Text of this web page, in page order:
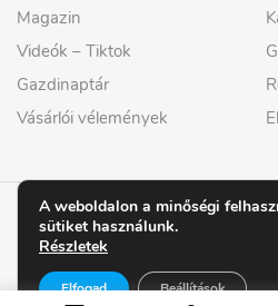
Magazin
Videók – Tiktok
Gazdinaptár
Vásárlói vélemények
A weboldalon a minőségi
sütiket használunk.
Részletek
Elfogad Beállítások